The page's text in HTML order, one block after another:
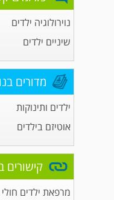
נוירולוגיה ילדים
שיניים ילדים
מדורים
ילדים ותינוקות
אוטיזם בילדים
קישורים
מרפאת ילדים